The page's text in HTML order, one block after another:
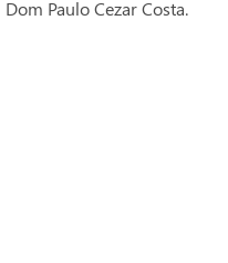
Dom Paulo Cezar Costa.